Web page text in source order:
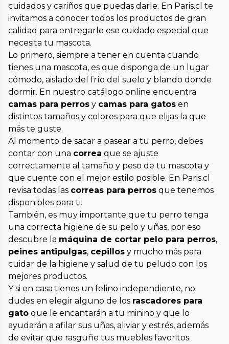
cuidados y cariños que puedas darle. En Paris.cl te
invitamos a conocer todos los productos de gran
calidad para entregarle ese cuidado especial que
necesita tu mascota.
Lo primero, siempre a tener en cuenta cuando
tienes una mascota, es que disponga de un lugar
cómodo, aislado del frío del suelo y blando donde
dormir. En nuestro catálogo online encuentra
camas para perros y camas para gatos en
distintos tamaños y colores para que elijas la que
más te guste.
Al momento de sacar a pasear a tu perro, debes
contar con una correa que se ajuste
correctamente al tamaño y peso de tu mascota y
que cuente con el mejor estilo posible. En Paris.cl
revisa todas las correas para perros que tenemos
disponibles para ti.
También, es muy importante que tu perro tenga
una correcta higiene de su pelo y uñas, por eso
descubre la máquina de cortar pelo para perros,
peines antipulgas, cepillos y mucho más para
cuidar de la higiene y salud de tu peludo con los
mejores productos.
Y si en casa tienes un felino independiente, no
dudes en elegir alguno de los rascadores para
gato que le encantarán a tu minino y que lo
ayudarán a afilar sus uñas, aliviar y estrés, además
de evitar que rasguñe tus muebles favoritos.